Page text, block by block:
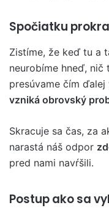
Spočiatku
Zistíme, že keď tu a
neurobíme hneď, nič
presúvame čím
vzniká obrovský
Skracuje sa čas, za
narastá náš odpor
pred nami navŕšili.
Postup ako sa